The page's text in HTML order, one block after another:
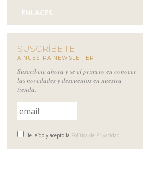
ENLACES
SUSCRÍBETE
A NUESTRA NEWSLETTER
Suscríbete ahora y se el primero en conocer
las novedades y descuentos en nuestra
tienda.
He leído y acepto la Política de Privacidad